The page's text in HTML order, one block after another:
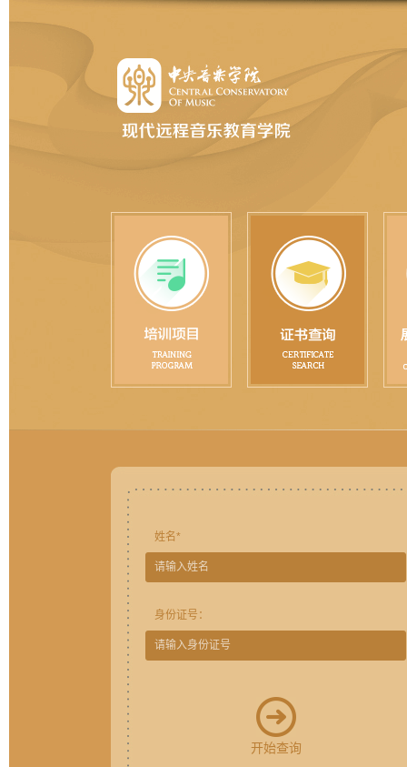
姓名*
身份证号：
开始查询